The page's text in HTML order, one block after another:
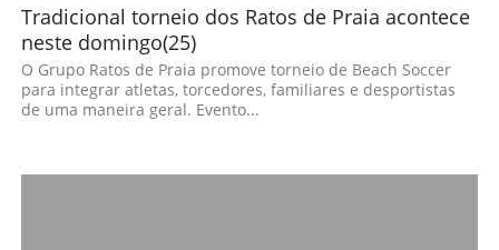
Tradicional torneio dos Ratos de Praia acontece
neste domingo(25)
O Grupo Ratos de Praia promove torneio de Beach Soccer
para integrar atletas, torcedores, familiares e desportistas
de uma maneira geral. ​Evento...